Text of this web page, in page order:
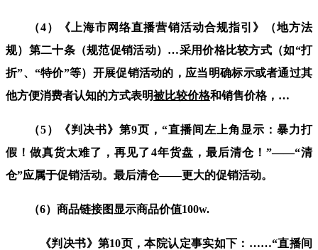
（4）《上海市网络直播营销活动合规指引》（地方法
规）第二十条（规范促销活动）…采用价格比较方式（如“打
折”、“特价”等）开展促销活动的，应当明确标示或者通过其
他方便消费者认知的方式表明被比较价格和销售价格，…
（5） 《判决书》第9页， “直播间左上角显示：暴力打
假！做真货太难了，再见了4年货盘，最后清仓！”——“清
仓”应属于促销活动。 最后清仓——更大的促销活动。
（6） 商品链接图显示商品价值100w.
《判决书》第10页，本院认定事实如下： ……“直播间